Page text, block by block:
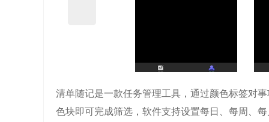
清单随记是一款任务管理工具，通过颜色标签对
色块即可完成筛选，软件支持设置每日、每周、